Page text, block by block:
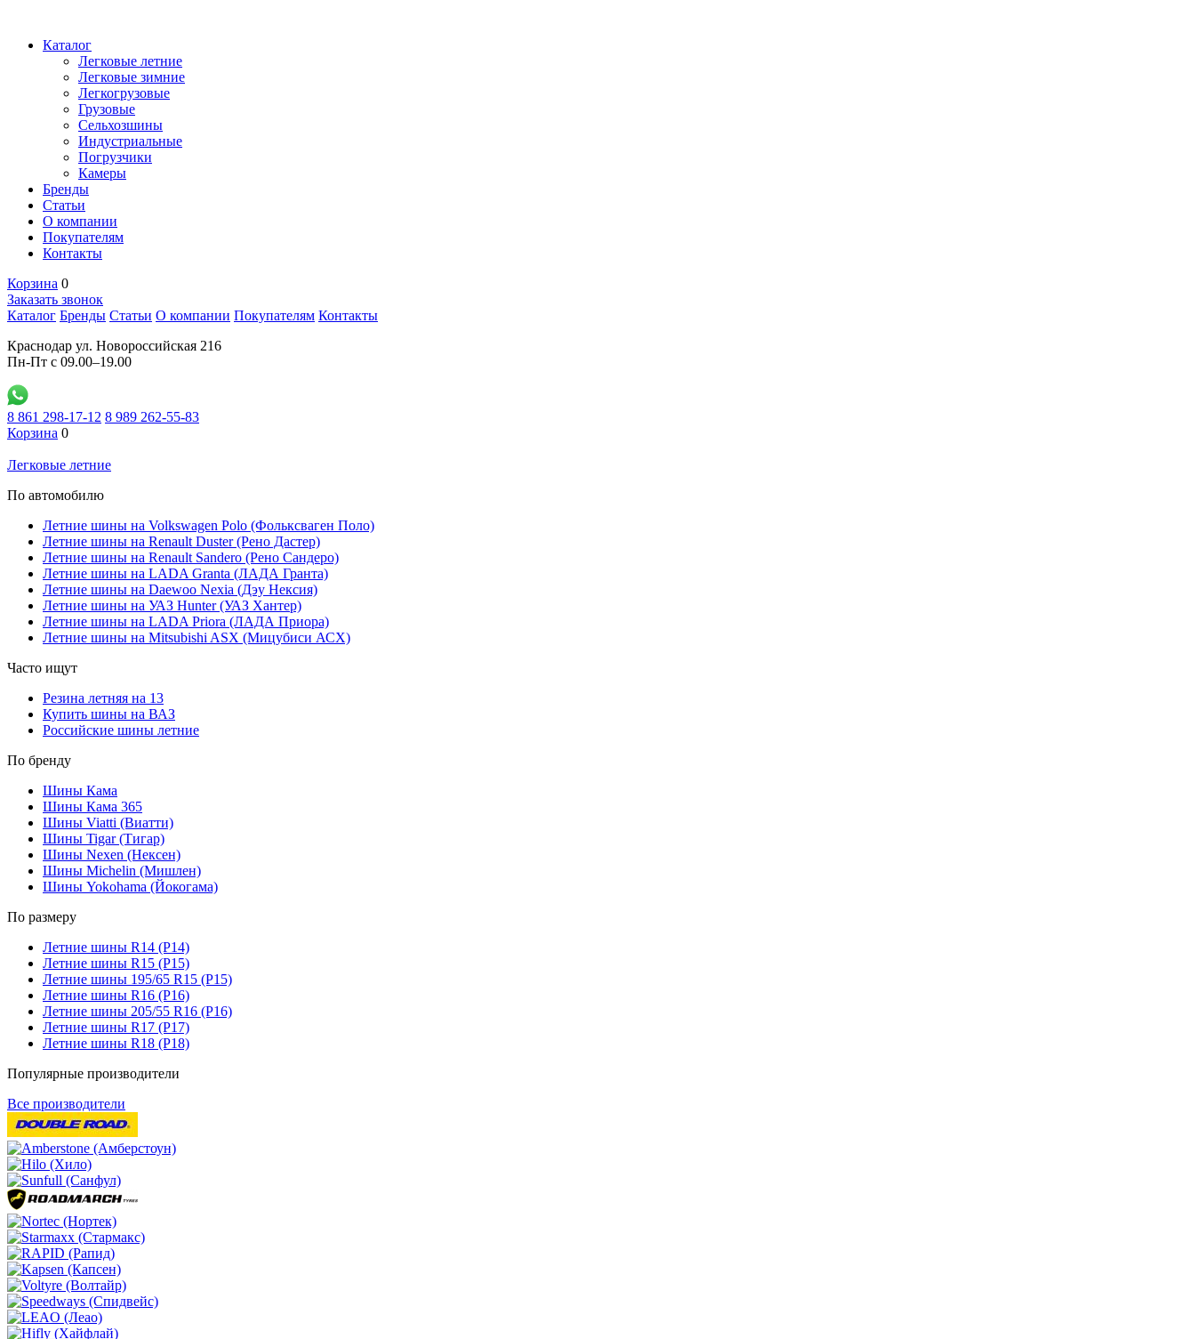
Каталог
Легковые летние
Легковые зимние
Легкогрузовые
Грузовые
Сельхозшины
Индустриальные
Погрузчики
Камеры
Бренды
Статьи
О компании
Покупателям
Контакты
Корзина 0
Заказать звонок
Каталог Бренды Статьи О компании Покупателям Контакты
Краснодар ул. Новороссийская 216
Пн-Пт с 09.00–19.00
8 861 298-17-12 8 989 262-55-83
Корзина 0
Легковые летние
По автомобилю
Летние шины на Volkswagen Polo (Фольксваген Поло)
Летние шины на Renault Duster (Рено Дастер)
Летние шины на Renault Sandero (Рено Сандеро)
Летние шины на LADA Granta (ЛАДА Гранта)
Летние шины на Daewoo Nexia (Дэу Нексия)
Летние шины на УАЗ Hunter (УАЗ Хантер)
Летние шины на LADA Priora (ЛАДА Приора)
Летние шины на Mitsubishi ASX (Мицубиси АСХ)
Часто ищут
Резина летняя на 13
Купить шины на ВАЗ
Российские шины летние
По бренду
Шины Кама
Шины Кама 365
Шины Viatti (Виатти)
Шины Tigar (Тигар)
Шины Nexen (Нексен)
Шины Michelin (Мишлен)
Шины Yokohama (Йокогама)
По размеру
Летние шины R14 (Р14)
Летние шины R15 (Р15)
Летние шины 195/65 R15 (Р15)
Летние шины R16 (Р16)
Летние шины 205/55 R16 (Р16)
Летние шины R17 (Р17)
Летние шины R18 (Р18)
Популярные производители
Все производители